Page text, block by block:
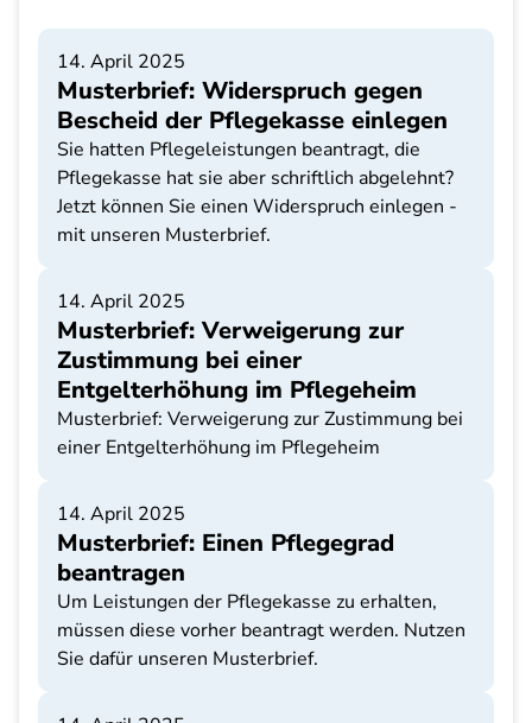
14. April 2025
Musterbrief: Widerspruch gegen
Bescheid der Pflegekasse einlegen
Sie hatten Pflegeleistungen beantragt, die
Pflegekasse hat sie aber schriftlich abgelehnt?
Jetzt können Sie einen Widerspruch einlegen -
mit unseren Musterbrief.
14. April 2025
Musterbrief: Verweigerung zur
Zustimmung bei einer
Entgelterhöhung im Pflegeheim
Musterbrief: Verweigerung zur Zustimmung bei
einer Entgelterhöhung im Pflegeheim
14. April 2025
Musterbrief: Einen Pflegegrad
beantragen
Um Leistungen der Pflegekasse zu erhalten,
müssen diese vorher beantragt werden. Nutzen
Sie dafür unseren Musterbrief.